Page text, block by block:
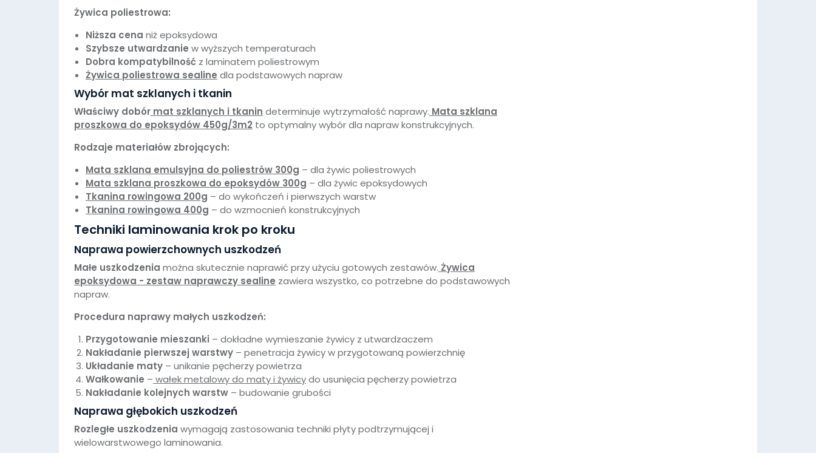
Żywica poliestrowa:
Niższa cena niż epoksydowa
Szybsze utwardzanie w wyższych temperaturach
Dobra kompatybilność z laminatem poliestrowym
Żywica poliestrowa sealine dla podstawowych napraw
Wybór mat szklanych i tkanin
Właściwy dobór mat szklanych i tkanin determinuje wytrzymałość naprawy. Mata szklana
proszkowa do epoksydów 450g/3m2 to optymalny wybór dla napraw konstrukcyjnych.
Rodzaje materiałów zbrojących:
Mata szklana emulsyjna do poliestrów 300g – dla żywic poliestrowych
Mata szklana proszkowa do epoksydów 300g – dla żywic epoksydowych
Tkanina rowingowa 200g – do wykończeń i pierwszych warstw
Tkanina rowingowa 400g – do wzmocnień konstrukcyjnych
Techniki laminowania krok po kroku
Naprawa powierzchownych uszkodzeń
Małe uszkodzenia można skutecznie naprawić przy użyciu gotowych zestawów. Żywica
epoksydowa - zestaw naprawczy sealine zawiera wszystko, co potrzebne do podstawowych
napraw.
Procedura naprawy małych uszkodzeń:
Przygotowanie mieszanki – dokładne wymieszanie żywicy z utwardzaczem
Nakładanie pierwszej warstwy – penetracja żywicy w przygotowaną powierzchnię
Układanie maty – unikanie pęcherzy powietrza
Wałkowanie – wałek metalowy do maty i żywicydo usunięcia pęcherzy powietrza
Nakładanie kolejnych warstw – budowanie grubości
Naprawa głębokich uszkodzeń
Rozległe uszkodzenia wymagają zastosowania techniki płyty podtrzymującej i
wielowarstwowego laminowania.